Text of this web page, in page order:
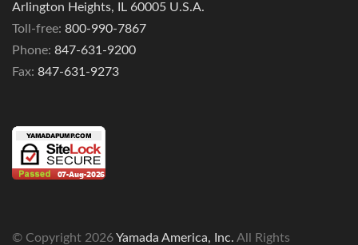
Arlington Heights, IL 60005 U.S.A.
Toll-free: 800-990-7867
Phone: 847-631-9200
Fax: 847-631-9273
© Copyright 2026Yamada America, Inc. All Rights